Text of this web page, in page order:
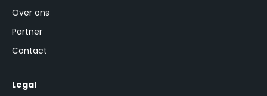
Over ons
Partner
Contact
Legal